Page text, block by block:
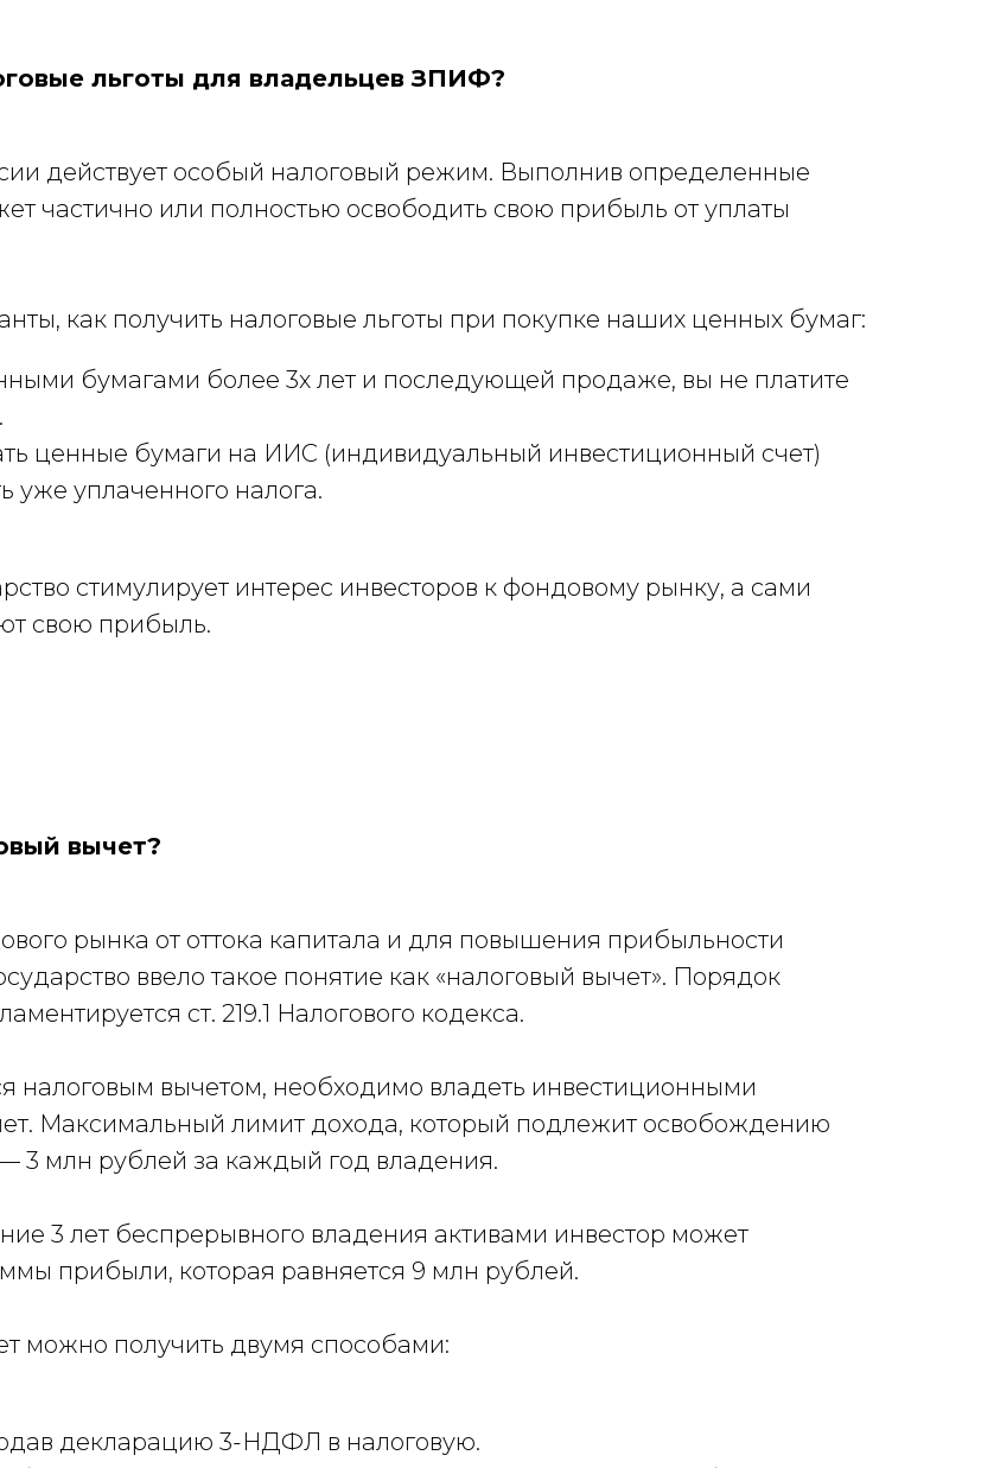
льготы для владельцев ЗПИФ?
действует особый налоговый режим. Выполнив определенные
частично или полностью освободить свою прибыль от уплаты
как получить налоговые льготы при покупке наших ценных бумаг:
бумагами более 3х лет и последующей продаже, вы не платите
ценные бумаги на ИИС (индивидуальный инвестиционный счет)
уже уплаченного налога.
стимулирует интерес инвесторов к фондовому рынку, а сами
свою прибыль.
вычет?
рынка от оттока капитала и для повышения прибыльности
ввело такое понятие как «налоговый вычет». Порядок
ст. 219.1 Налогового кодекса.
налоговым вычетом, необходимо владеть инвестиционными
Максимальный лимит дохода, который подлежит освобождению
3 млн рублей за каждый год владения.
3 лет беспрерывного владения активами инвестор может
прибыли, которая равняется 9 млн рублей.
можно получить двумя способами:
декларацию 3-НДФЛ в налоговую.